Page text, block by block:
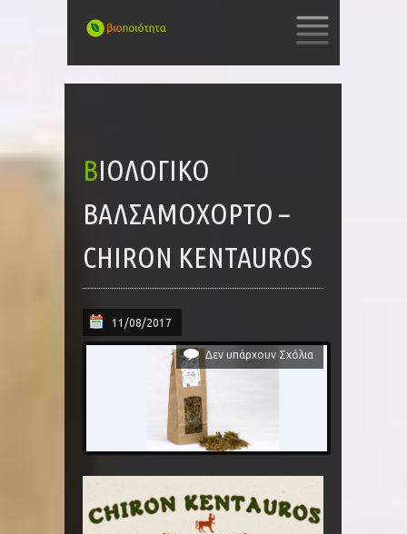
TO
ΒΙΟΛΟΓΙΚΌ
ΒΑΛΣΑΜΌΧΟΡΤΟ –
CHIRON KENTAUROS
11/08/2017
Δεν υπάρχουν Σχόλια